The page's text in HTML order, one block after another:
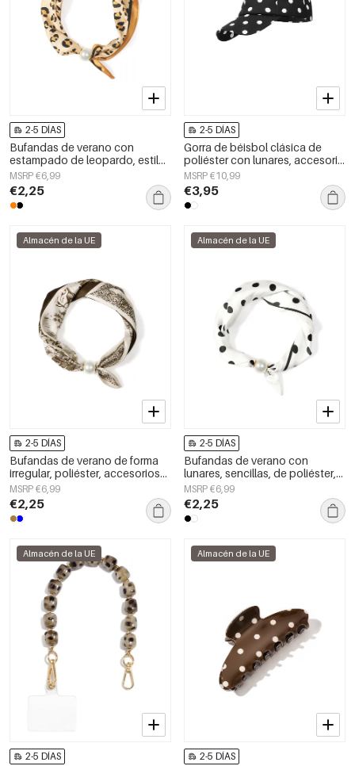
2-5 DÍAS
Bufandas de verano con
estampado de leopardo, estilo
casual, de poliéster, accesorios
para el día a día.
MSRP €6,99
€2,25
2-5 DÍAS
Gorra de béisbol clásica de
poliéster con lunares, accesorio
diario.
MSRP €10,99
€3,95
Almacén de la UE
2-5 DÍAS
Bufandas de verano de forma
irregular, poliéster, accesorios
diarios
MSRP €6,99
€2,25
Almacén de la UE
2-5 DÍAS
Bufandas de verano con
lunares, sencillas, de poliéster,
accesorios para el día a día.
MSRP €6,99
€2,25
Almacén de la UE
2-5 DÍAS
Almacén de la UE
2-5 DÍAS